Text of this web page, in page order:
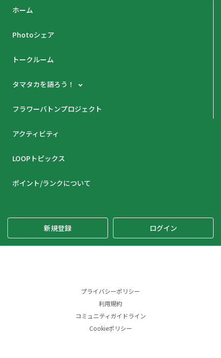
ホーム
Photoシェア
トークルーム
タマタカを語ろう！
フラワーバトンプロジェクト
アクティビティ
LOOPトピックス
ポイント/ランクについて
新規登録 ログイン
プライバシーポリシー
利用規約
コミュニティガイドライン
Cookieポリシー